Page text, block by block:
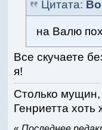
Цитата:
на Валю
Все скучаете
я!
Столько мущин,
Генриетта